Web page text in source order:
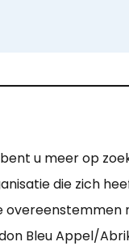
u meer op
die zich
Bleu Appel/